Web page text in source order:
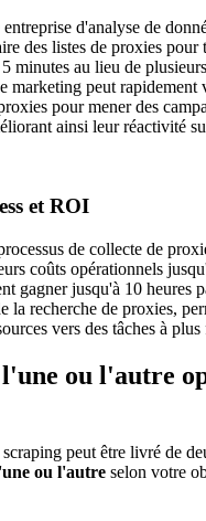
d'analyse de
des listes de proxies pour
minutes au lieu de
marketing peut rapidement
pour mener des
ainsi leur réactivité
et ROI
de collecte de
coûts opérationnels
gagner jusqu'à 10 heures
la recherche de proxies,
vers des tâches à
l'une ou l'autre
peut être livré de
ou l'autre selon votre